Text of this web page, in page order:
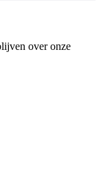
over onze